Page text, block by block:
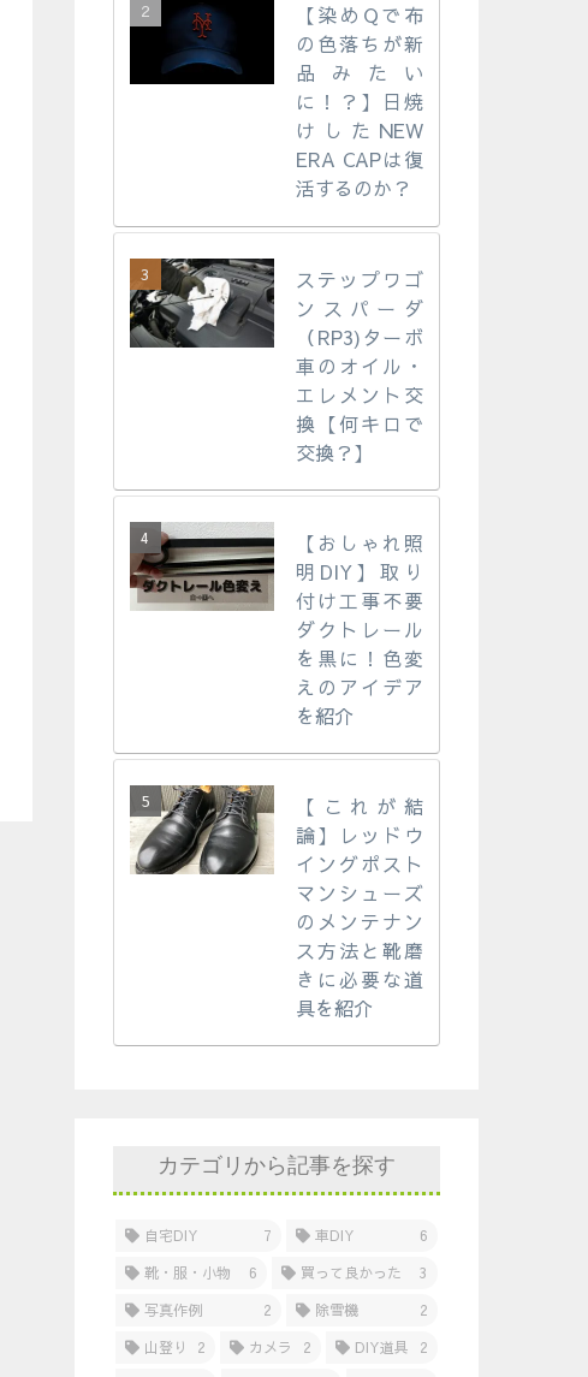
【染めQで布
の色落ちが新
品みたい
に！？】日焼
けしたNEW
ERA CAPは復
活するのか？
ステップワゴ
ンスパーダ
（RP3)ターボ
車のオイル・
エレメント交
換【何キロで
交換？】
【おしゃれ照
明DIY】取り
付け工事不要
ダクトレール
を黒に！色変
えのアイデア
を紹介
【これが結
論】レッドウ
イングポスト
マンシューズ
のメンテナン
ス方法と靴磨
きに必要な道
具を紹介
カテゴリから記事を探す
自宅DIY 7 車DIY
6
靴・服・小物
6 買って良かった
3
写真作例
2 除雪機
2
山登り
2 カメラ 2 DIY道具
2